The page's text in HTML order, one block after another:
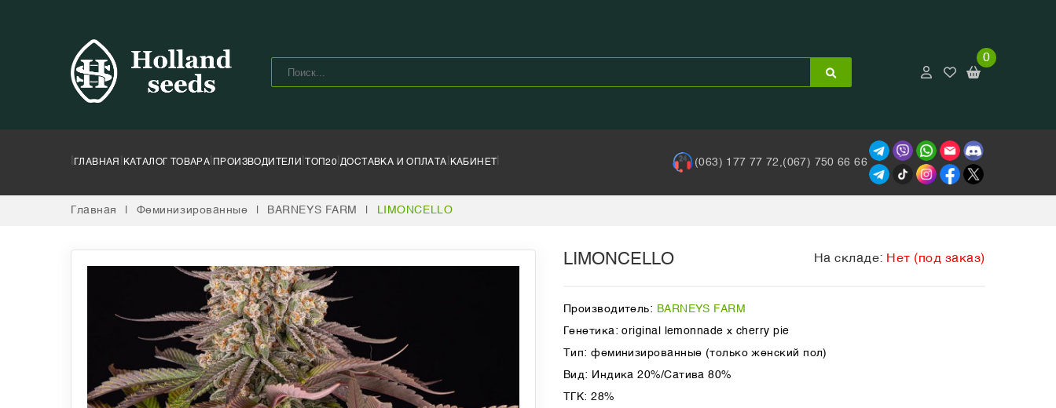
0
ГЛАВНАЯ КАТАЛОГ ТОВАРА ПРОИЗВОДИТЕЛИ | ТОП20 |ДОСТАВКА И ОПЛАТА КАБИНЕТ | (063) 177 77 72, (067) 750 66 66
Главная Феминизированные BARNEYS FARM LIMONCELLO
LIMONCELLO На складе: Нет (под заказ)
Производитель: BARNEYS FARM
Генетика: original lemonnade x cherry pie
Тип: феминизированные (только женский пол)
Вид: Индика 20%/Сатива 80%
ТГК: 28%